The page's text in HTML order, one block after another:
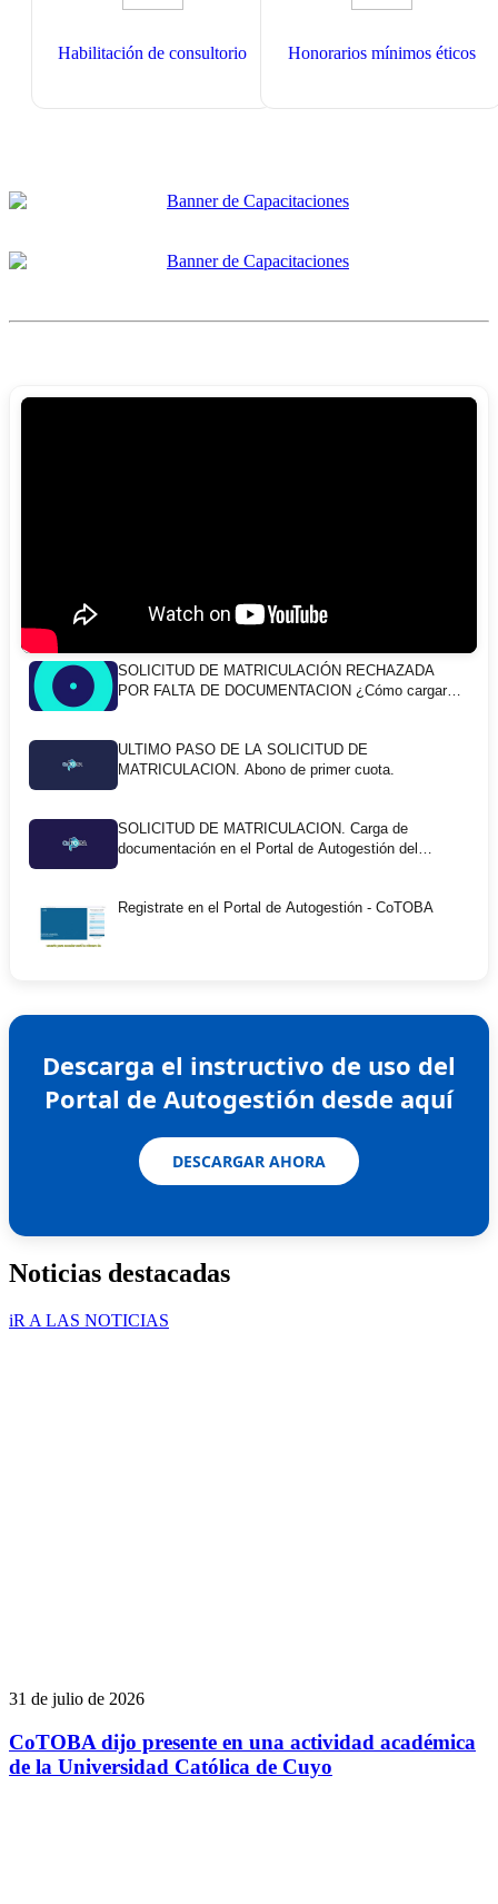
Habilitación de consultorio Honorarios mínimos éticos
SOLICITUD DE MATRICULACIÓN RECHAZADA
POR FALTA DE DOCUMENTACION ¿Cómo cargar
ULTIMO PASO DE LA SOLICITUD DE
MATRICULACION. Abono de primer cuota.
SOLICITUD DE MATRICULACION. Carga de
documentación en el Portal de Autogestión del
Registrate en el Portal de Autogestión - CoTOBA
Descarga el instructivo de uso del
Portal de Autogestión desde aquí
DESCARGAR AHORA
Noticias destacadas
iR A LAS NOTICIAS
31 de julio de 2026
CoTOBA dijo presente en una actividad académica
de la Universidad Católica de Cuyo